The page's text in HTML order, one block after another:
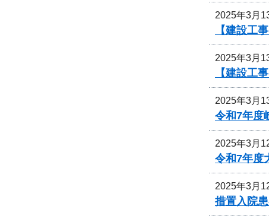
2025年3月
【建設工
2025年3月
【建設工
2025年3月
令和7年度
2025年3月
令和7年度
2025年3月
措置入院